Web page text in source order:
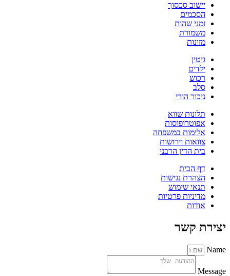
יישוב סכסוך
הסכמים
זמני שהות
משמורת
מזונות
גיטין
ילדים
רכוש
סלב
ניכור הורי
תלונות שווא
אפוטרופוסות
אלימות במשפחה
צוואות וירושות
בית הדין הרבני
דף הבית
הצהרת נגישות
תנאי שימוש
מדיניות פרטיות
אודות
יצירת קשר
Name
Message